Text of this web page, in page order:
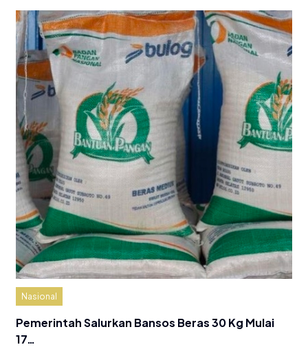
Nasional
Pemerintah Salurkan Bansos Beras 30 Kg Mulai
17…